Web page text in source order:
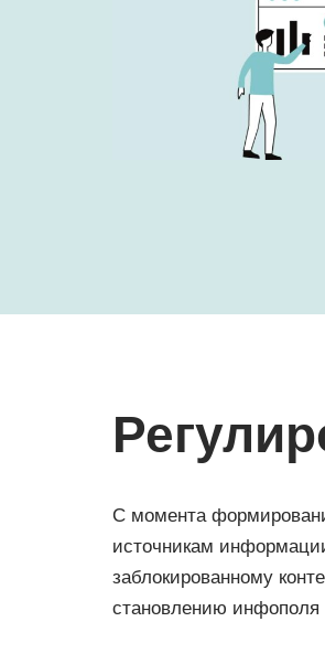
С момента
источникам
заблокированному
становлению инфополя